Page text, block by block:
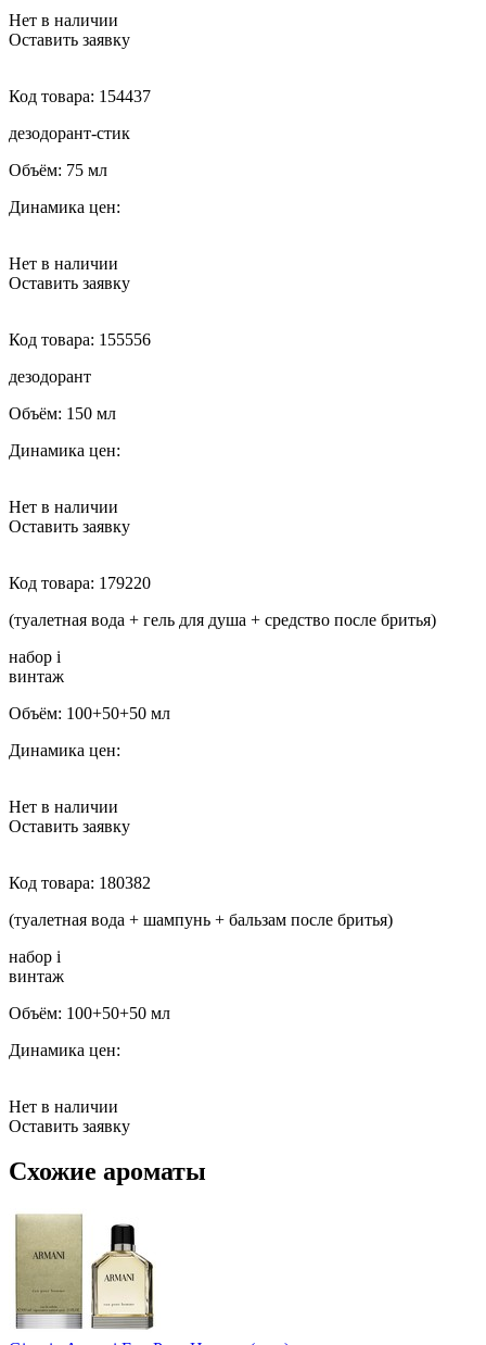
Нет в наличии
Оставить заявку
Код товара: 154437
дезодорант-стик
Объём: 75 мл
Динамика цен:
Нет в наличии
Оставить заявку
Код товара: 155556
дезодорант
Объём: 150 мл
Динамика цен:
Нет в наличии
Оставить заявку
Код товара: 179220
(туалетная вода + гель для душа + средство после бритья)
набор i
винтаж
Объём: 100+50+50 мл
Динамика цен:
Нет в наличии
Оставить заявку
Код товара: 180382
(туалетная вода + шампунь + бальзам после бритья)
набор i
винтаж
Объём: 100+50+50 мл
Динамика цен:
Нет в наличии
Оставить заявку
Схожие ароматы